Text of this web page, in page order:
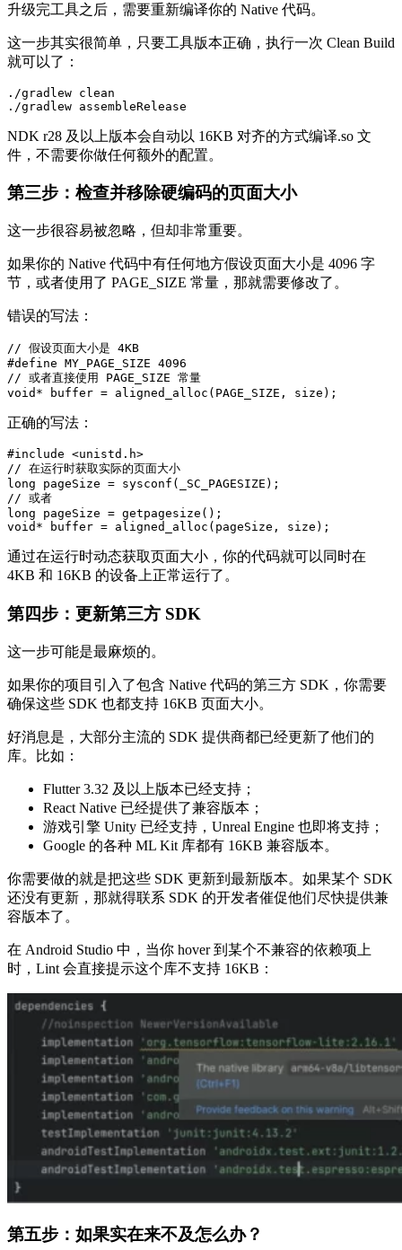
升级完工具之后，需要重新编译你的 Native 代码。
这一步其实很简单，只要工具版本正确，执行一次 Clean Build
就可以了：
./gradlew clean
./gradlew assembleRelease
NDK r28 及以上版本会自动以 16KB 对齐的方式编译.so 文
件，不需要你做任何额外的配置。
第三步：检查并移除硬编码的页面大小
这一步很容易被忽略，但却非常重要。
如果你的 Native 代码中有任何地方假设页面大小是 4096 字
节，或者使用了 PAGE_SIZE 常量，那就需要修改了。
错误的写法：
// 假设页面大小是 4KB
#define MY_PAGE_SIZE 4096
// 或者直接使用 PAGE_SIZE 常量
void* buffer = aligned_alloc(PAGE_SIZE, size);
正确的写法：
#include <unistd.h>
// 在运行时获取实际的页面大小
long pageSize = sysconf(_SC_PAGESIZE);
// 或者
long pageSize = getpagesize();
void* buffer = aligned_alloc(pageSize, size);
通过在运行时动态获取页面大小，你的代码就可以同时在
4KB 和 16KB 的设备上正常运行了。
第四步：更新第三方 SDK
这一步可能是最麻烦的。
如果你的项目引入了包含 Native 代码的第三方 SDK，你需要
确保这些 SDK 也都支持 16KB 页面大小。
好消息是，大部分主流的 SDK 提供商都已经更新了他们的
库。比如：
Flutter 3.32 及以上版本已经支持；
React Native 已经提供了兼容版本；
游戏引擎 Unity 已经支持，Unreal Engine 也即将支持；
Google 的各种 ML Kit 库都有 16KB 兼容版本。
你需要做的就是把这些 SDK 更新到最新版本。如果某个 SDK
还没有更新，那就得联系 SDK 的开发者催促他们尽快提供兼
容版本了。
在 Android Studio 中，当你 hover 到某个不兼容的依赖项上
时，Lint 会直接提示这个库不支持 16KB：
第五步：如果实在来不及怎么办？